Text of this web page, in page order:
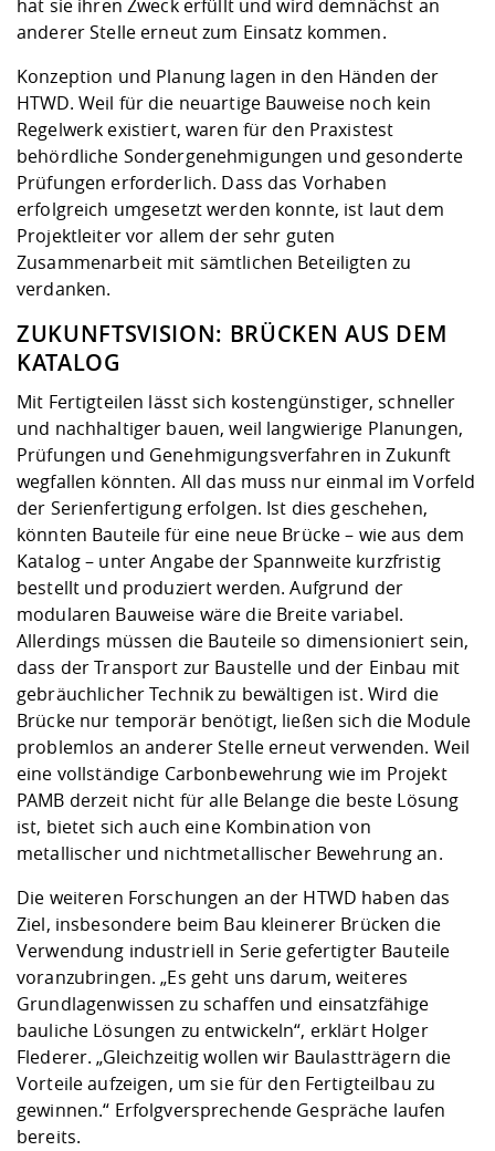
hat sie ihren Zweck erfüllt und wird demnächst an
anderer Stelle erneut zum Einsatz kommen.
Konzeption und Planung lagen in den Händen der
HTWD. Weil für die neuartige Bauweise noch kein
Regelwerk existiert, waren für den Praxistest
behördliche Sondergenehmigungen und gesonderte
Prüfungen erforderlich. Dass das Vorhaben
erfolgreich umgesetzt werden konnte, ist laut dem
Projektleiter vor allem der sehr guten
Zusammenarbeit mit sämtlichen Beteiligten zu
verdanken.
ZUKUNFTSVISION: BRÜCKEN AUS DEM
KATALOG
Mit Fertigteilen lässt sich kostengünstiger, schneller
und nachhaltiger bauen, weil langwierige Planungen,
Prüfungen und Genehmigungsverfahren in Zukunft
wegfallen könnten. All das muss nur einmal im Vorfeld
der Serienfertigung erfolgen. Ist dies geschehen,
könnten Bauteile für eine neue Brücke – wie aus dem
Katalog – unter Angabe der Spannweite kurzfristig
bestellt und produziert werden. Aufgrund der
modularen Bauweise wäre die Breite variabel.
Allerdings müssen die Bauteile so dimensioniert sein,
dass der Transport zur Baustelle und der Einbau mit
gebräuchlicher Technik zu bewältigen ist. Wird die
Brücke nur temporär benötigt, ließen sich die Module
problemlos an anderer Stelle erneut verwenden. Weil
eine vollständige Carbonbewehrung wie im Projekt
PAMB derzeit nicht für alle Belange die beste Lösung
ist, bietet sich auch eine Kombination von
metallischer und nichtmetallischer Bewehrung an.
Die weiteren Forschungen an der HTWD haben das
Ziel, insbesondere beim Bau kleinerer Brücken die
Verwendung industriell in Serie gefertigter Bauteile
voranzubringen. „Es geht uns darum, weiteres
Grundlagenwissen zu schaffen und einsatzfähige
bauliche Lösungen zu entwickeln“, erklärt Holger
Flederer. „Gleichzeitig wollen wir Baulastträgern die
Vorteile aufzeigen, um sie für den Fertigteilbau zu
gewinnen.“ Erfolgversprechende Gespräche laufen
bereits.